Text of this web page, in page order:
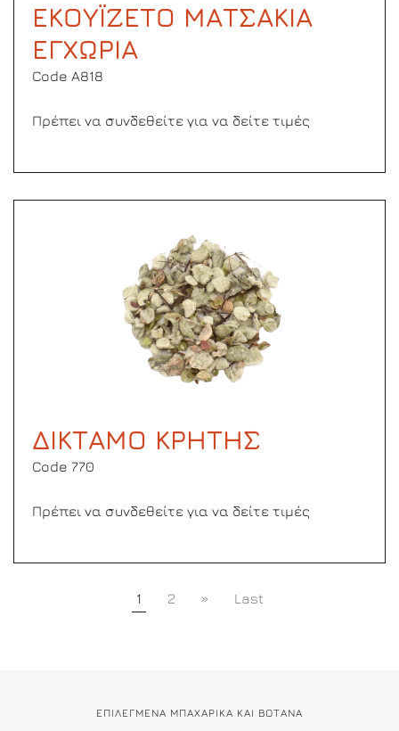
ΕΚΟΥΪΖΕΤΟ ΜΑΤΣΑΚΙΑ
ΕΓΧΩΡΙΑ
Code Α818
Πρέπει να συνδεθείτε για να δείτε τιμές
ΔΙΚΤΑΜΟ ΚΡΗΤΗΣ
Code 770
Πρέπει να συνδεθείτε για να δείτε τιμές
1 2 » Last
ΕΠΙΛΕΓΜΕΝΑ ΜΠΑΧΑΡΙΚΑ ΚΑΙ ΒΟΤΑΝΑ